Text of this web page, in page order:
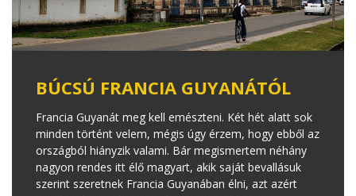
BÚCSÚ FRANCIA GUYANÁTÓL
Francia Guyanát meg kell emészteni. Két hét alatt sok
minden történt velem, mégis úgy érzem, hogy ebből az
országból hiányzik valami. Bár megismertem néhány
nagyon rendes itt élő magyart, akik saját bevallásuk
szerint szeretnek Francia Guyanában élni, azt azért